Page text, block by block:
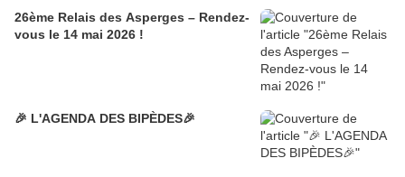
26ème Relais des Asperges – Rendez-
vous le 14 mai 2026 !
🎉 L'AGENDA DES BIPÈDES🎉